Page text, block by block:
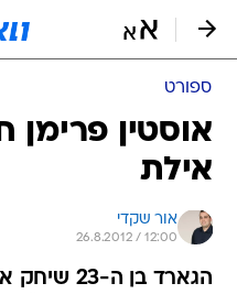
ספורט
אוסטין
אילת
אור שקדי
26.8.2012 / 12:00
הגארד בן